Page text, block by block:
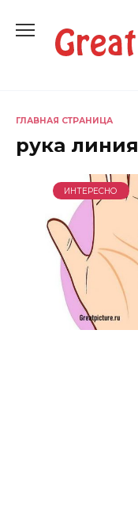
содержанию
ГЛАВНАЯ СТРАНИЦА
рука линия
ИНТЕРЕСНО